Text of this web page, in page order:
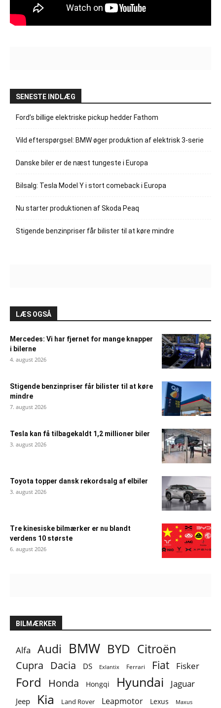
SENESTE INDLÆG
Ford’s billige elektriske pickup hedder Fathom
Vild efterspørgsel: BMW øger produktion af elektrisk 3-serie
Danske biler er de næst tungeste i Europa
Bilsalg: Tesla Model Y i stort comeback i Europa
Nu starter produktionen af Skoda Peaq
Stigende benzinpriser får bilister til at køre mindre
LÆS OGSÅ
Mercedes: Vi har fjernet for mange knapper
i bilerne
4. august 2026
Stigende benzinpriser får bilister til at køre
mindre
7. august 2026
Tesla kan få tilbagekaldt 1,2 millioner biler
3. august 2026
Toyota topper dansk rekordsalg af elbiler
3. august 2026
Tre kinesiske bilmærker er nu blandt
verdens 10 største
6. august 2026
BILMÆRKER
Alfa Audi BMW BYD Citroën
Cupra Dacia DS Exlantix Ferrari Fiat Fisker
Ford Honda Hongqi Hyundai Jaguar
Jeep Kia Land Rover Leapmotor Lexus Maxus